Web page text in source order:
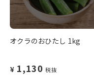
オクラのおひたし 1kg
¥ 1,130 税抜